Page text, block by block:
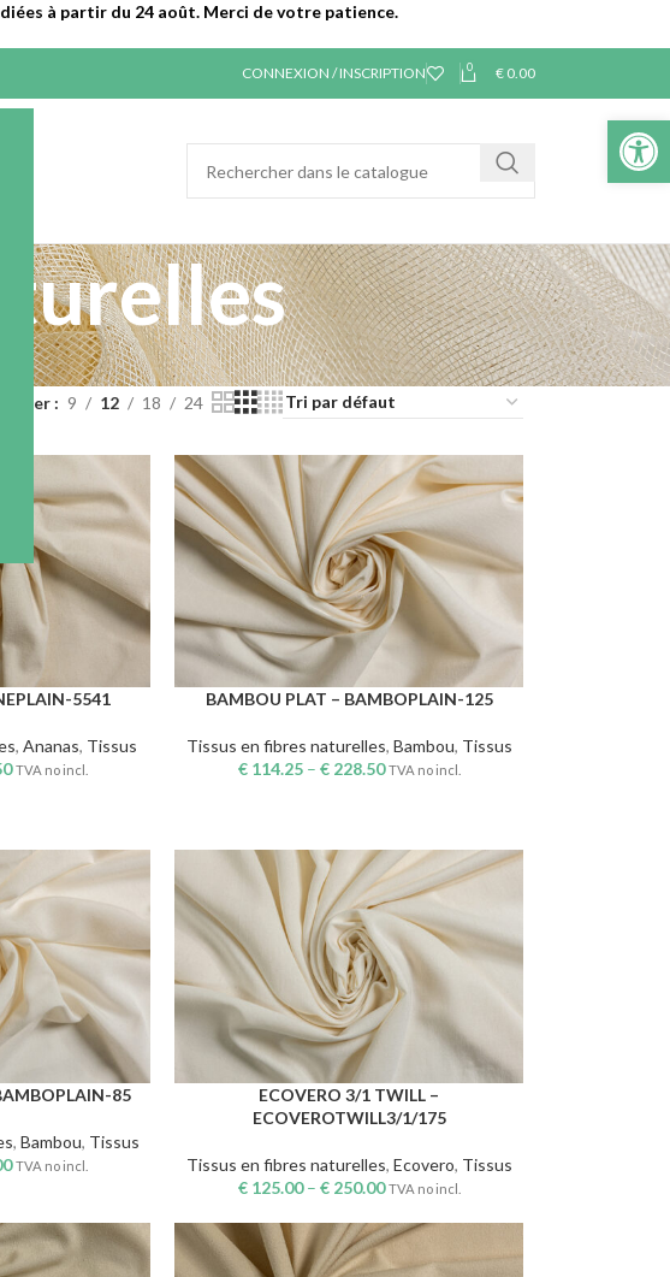
Ouvrir
CONNEXION / INSCRIPTION 0 € 0.00
9 12 18 24
5541
, Ananas, Tissus
TVA no incl.
CHOIX DES OPTIONS
BAMBOU PLAT – BAMBOPLAIN-125
Tissus en fibres naturelles, Bambou, Tissus
€114.25– €228.50 TVA no incl.
85
, Bambou, Tissus
TVA no incl.
CHOIX DES OPTIONSECOVERO 3/1 TWILL –
ECOVEROTWILL3/1/175
Tissus en fibres naturelles, Ecovero, Tissus
€125.00– €250.00 TVA no incl.
à partir du 24 août. Merci de votre patience.